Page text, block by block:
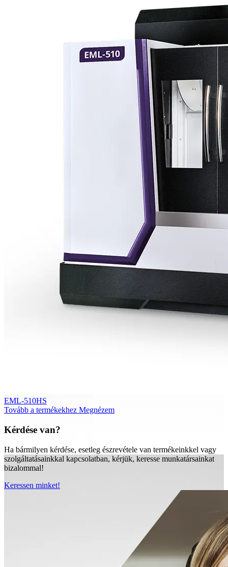
EML-510HS
Tovább a termékekhez Megnézem
Kérdése van?
Ha bármilyen kérdése, esetleg észrevétele van termékeinkkel vagy
szolgáltatásainkkal kapcsolatban, kérjük, keresse munkatársainkat
bizalommal!
Keressen minket!